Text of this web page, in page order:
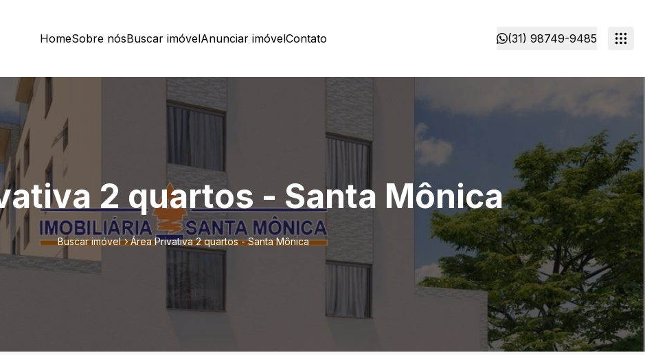
HomeSobre nósBuscar imóvelAnunciar imóvelContato (31) 98749-9485
2 quartos - Santa Mônica
Buscar imóvel Área Privativa 2 quartos - Santa Mônica